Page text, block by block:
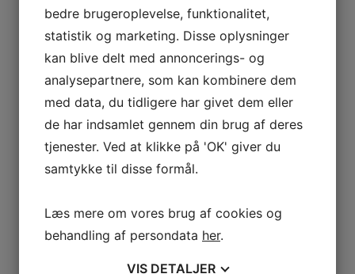
Afregningen af
værelserne, står
man selv for
dagen efter
arrangementet.
Tilmeldingen er
bindende og der
betales ved
kun har
begrænset antal
bedre brugeroplevelse, funktionalitet,
statistik og marketing. Disse oplysninger
kan blive delt med annoncerings- og
analysepartnere, som kan kombinere dem
med data, du tidligere har givet dem eller
de har indsamlet gennem din brug af deres
tjenester. Ved at klikke på 'OK' giver du
samtykke til disse formål.
Læs mere om vores brug af cookies og
behandling af persondata her.
VIS DETALJER